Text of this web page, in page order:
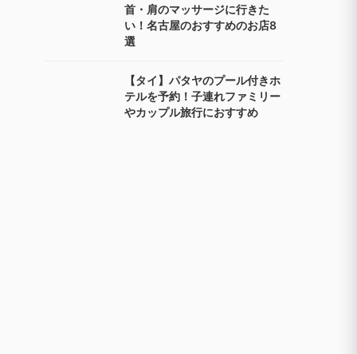
首・肩のマッサージに行きた
い！名古屋のおすすめのお店8
選
【タイ】パタヤのプール付きホ
テルを予約！子連れファミリー
やカップル旅行におすすめ